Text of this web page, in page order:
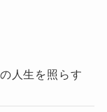
人生を照らす